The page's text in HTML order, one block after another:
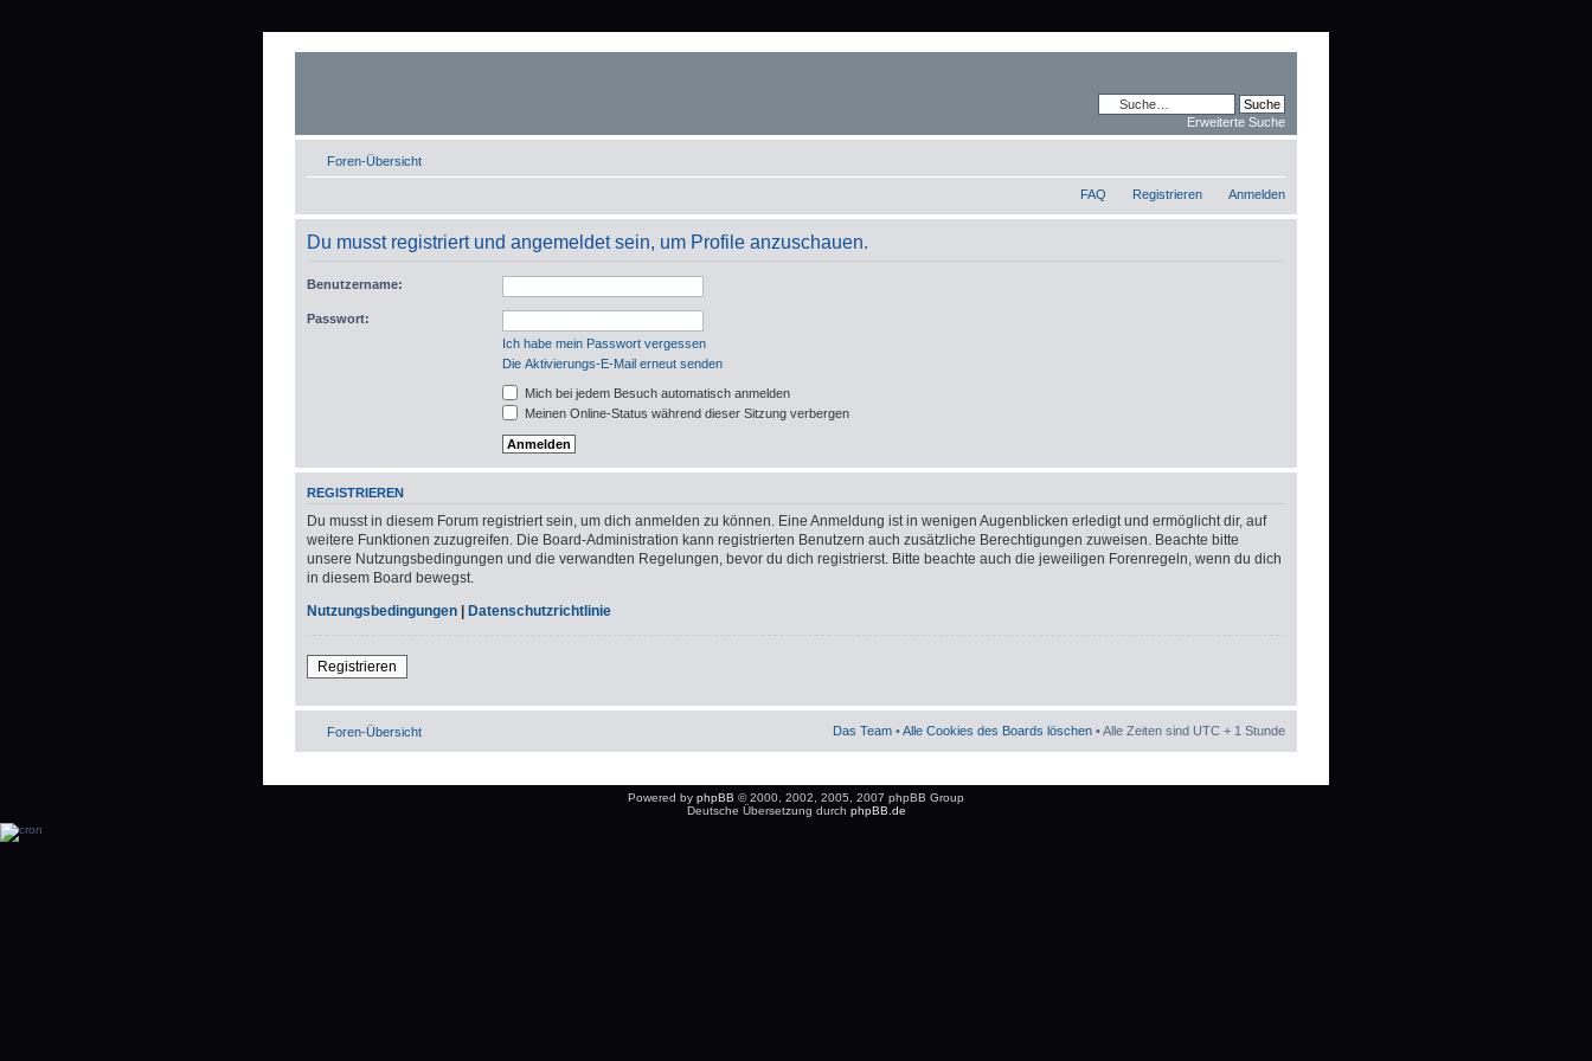
Erweiterte Suche
Foren-Übersicht
FAQ Registrieren Anmelden
Du musst registriert und angemeldet sein, um Profile anzuschauen.
Benutzername:
Passwort:
Ich habe mein Passwort vergessen
Die Aktivierungs-E-Mail erneut senden
Mich bei jedem Besuch automatisch anmelden
Meinen Online-Status während dieser Sitzung verbergen
REGISTRIEREN
Du musst in diesem Forum registriert sein, um dich anmelden zu können. Eine Anmeldung ist in wenigen Augenblicken erledigt und ermöglicht dir, auf
weitere Funktionen zuzugreifen. Die Board-Administration kann registrierten Benutzern auch zusätzliche Berechtigungen zuweisen. Beachte bitte
unsere Nutzungsbedingungen und die verwandten Regelungen, bevor du dich registrierst. Bitte beachte auch die jeweiligen Forenregeln, wenn du dich
in diesem Board bewegst.
Nutzungsbedingungen | Datenschutzrichtlinie
Registrieren
Foren-Übersicht Das Team •Alle Cookies des Boards löschen • Alle Zeiten sind UTC + 1 Stunde
Powered by phpBB © 2000, 2002, 2005, 2007 phpBB Group
Deutsche Übersetzung durch phpBB.de